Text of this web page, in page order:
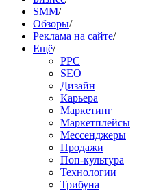
SMM/
Обзоры/
Реклама на сайте/
Ещё/
PPC
SEO
Дизайн
Карьера
Маркетинг
Маркетплейсы
Мессенджеры
Продажи
Поп-культура
Технологии
Трибуна